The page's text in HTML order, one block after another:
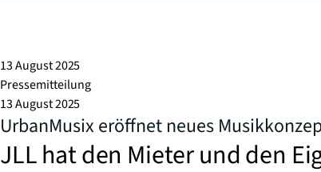
13 August 2025
Pressemitteilung
13 August 2025
UrbanMusix eröffnet neues
JLL hat den Mieter und den